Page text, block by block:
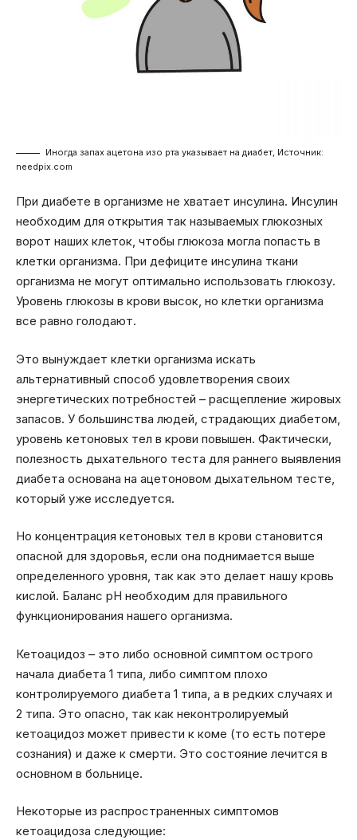
Иногда запах ацетона изо рта указывает на диабет, Источник:
needpix.com
При диабете в организме не хватает инсулина. Инсулин
необходим для открытия так называемых глюкозных
ворот наших клеток, чтобы глюкоза могла попасть в
клетки организма. При дефиците инсулина ткани
организма не могут оптимально использовать глюкозу.
Уровень глюкозы в крови высок, но клетки организма
все равно голодают.
Это вынуждает клетки организма искать
альтернативный способ удовлетворения своих
энергетических потребностей – расщепление жировых
запасов. У большинства людей, страдающих диабетом,
уровень кетоновых тел в крови повышен. Фактически,
полезность дыхательного теста для раннего выявления
диабета основана на ацетоновом дыхательном тесте,
который уже исследуется.
Но концентрация кетоновых тел в крови становится
опасной для здоровья, если она поднимается выше
определенного уровня, так как это делает нашу кровь
кислой. Баланс рН необходим для правильного
функционирования нашего организма.
Кетоацидоз – это либо основной симптом острого
начала диабета 1 типа, либо симптом плохо
контролируемого диабета 1 типа, а в редких случаях и
2 типа. Это опасно, так как неконтролируемый
кетоацидоз может привести к коме (то есть потере
сознания) и даже к смерти. Это состояние лечится в
основном в больнице.
Некоторые из распространенных симптомов
кетоацидоза следующие: